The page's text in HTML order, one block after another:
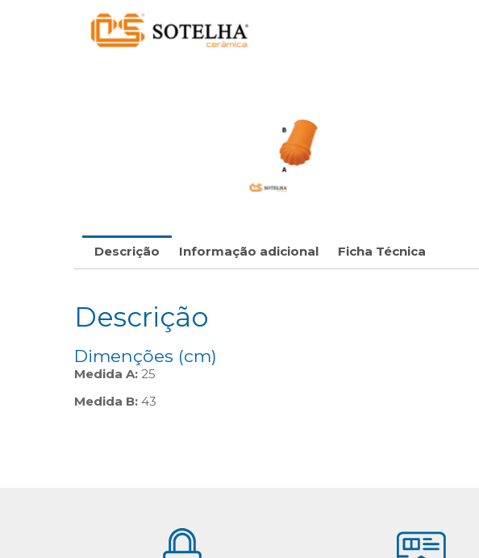
Descrição Informação adicional Ficha Técnica
Descrição
Dimenções (cm)
Medida A: 25
Medida B: 43